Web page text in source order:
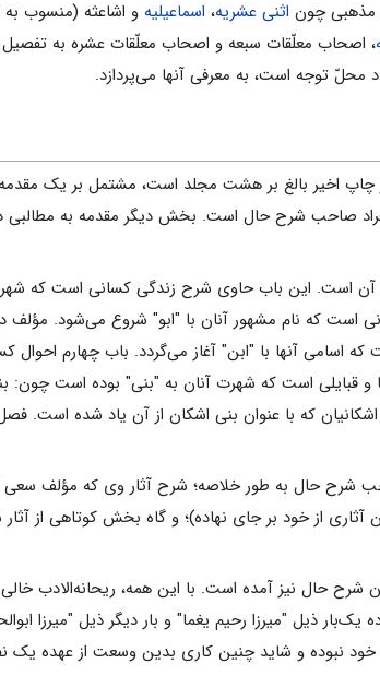
مذهبی چون اثنی عشریه، اسماعیلیه و اشاعثه (منسوب
، اصحاب معلّقات سبعه و اصحاب معلّقات عشره به‌
محلّ توجه است، به معرفی آنها می‌پردازد.
اخیر بالغ بر هشت مجلد است، مشتمل بر یک
صاحب شرح حال است. بخش دیگر مقدمه به مطالبی
این باب حاوی شرح زندگی کسانی است که
که نام مشهور آنان با "ابو" شروع می‌شود. مؤلف
آنها با "ابن" آغاز می‌گردد. باب چهارم احوال
قبایلی است که شهرت آنان به "بنی" بوده است چون:
که با عنوان بنی اشکان از آن یاد شده است.
شرح حال به‌ طور خلاصه؛ شرح آثار وی که مؤلف سعی
از خود بر جای نهاده)؛ و گاه بخش کوتاهی از آثار
حال نیز آمده است. با این همه، ریحانه‌الادب
ذیل "میرزا رحیم یغما" و بار دیگر ذیل "میرزا
نبوده و شاید چنین کاری بدین وسعت از عهده یک نفر